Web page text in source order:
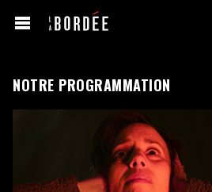
NOTRE PROGRAMMATION